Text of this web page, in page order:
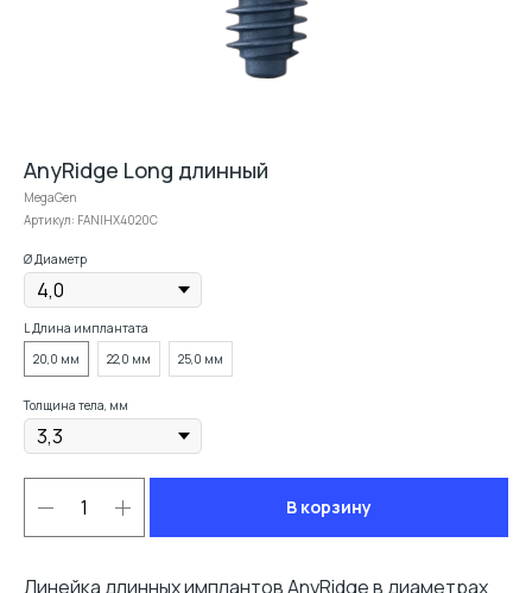
AnyRidge Long длинный
MegaGen
Артикул: FANIHX4020C
Ø Диаметр
L Длина имплантата
20,0 мм
22,0 мм 25,0 мм
Толщина тела, мм
В корзину
Линейка длинных имплантов AnyRidge в диаметрах